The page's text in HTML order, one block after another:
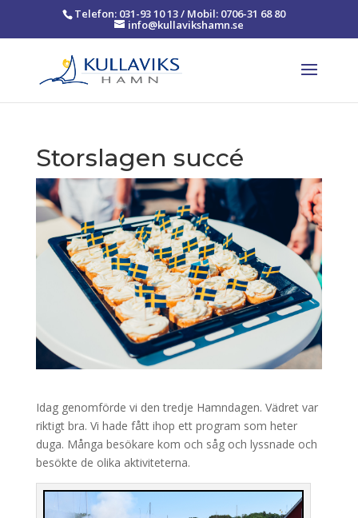
Telefon: 031-93 10 13 / Mobil: 0706-31 68 80
info@kullavikshamn.se
Storslagen succé
Idag genomförde vi den tredje Hamndagen. Vädret var
riktigt bra. Vi hade fått ihop ett program som heter
duga. Många besökare kom och såg och lyssnade och
besökte de olika aktiviteterna.